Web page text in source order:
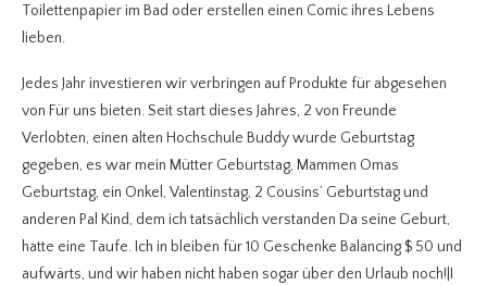
Toilettenpapier im Bad oder erstellen einen Comic ihres Lebens
lieben.
Jedes Jahr investieren wir verbringen auf Produkte für abgesehen
von Für uns bieten. Seit start dieses Jahres, 2 von Freunde
Verlobten, einen alten Hochschule Buddy wurde Geburtstag
gegeben, es war mein Mütter Geburtstag, Mammen Omas
Geburtstag, ein Onkel, Valentinstag, 2 Cousins’ Geburtstag und
anderen Pal Kind, dem ich tatsächlich verstanden Da seine Geburt,
hatte eine Taufe. Ich in bleiben für 10 Geschenke Balancing $ 50 und
aufwärts, und wir haben nicht haben sogar über den Urlaub noch!|I